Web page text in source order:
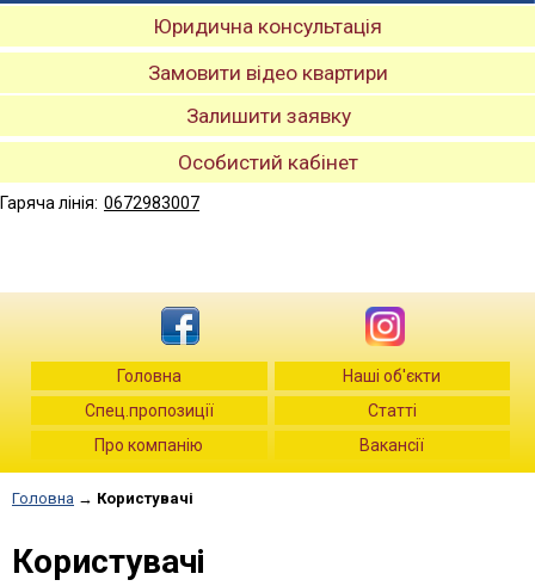
Юридична консультація
Замовити відео квартири
Залишити заявку
Особистий кабінет
Гаряча лінія: 0672983007
Головна
Наші об'єкти
Спец.пропозиції
Статті
Про компанію
Вакансії
Головна → Користувачі
Користувачі